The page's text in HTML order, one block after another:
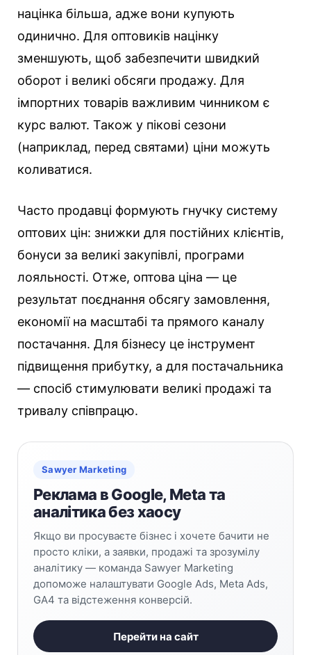
націнка більша, адже вони купують
одинично. Для оптовиків націнку
зменшують, щоб забезпечити швидкий
оборот і великі обсяги продажу. Для
імпортних товарів важливим чинником є
курс валют. Також у пікові сезони
(наприклад, перед святами) ціни можуть
коливатися.
Часто продавці формують гнучку систему
оптових цін: знижки для постійних клієнтів,
бонуси за великі закупівлі, програми
лояльності. Отже, оптова ціна — це
результат поєднання обсягу замовлення,
економії на масштабі та прямого каналу
постачання. Для бізнесу це інструмент
підвищення прибутку, а для постачальника
— спосіб стимулювати великі продажі та
тривалу співпрацю.
Sawyer Marketing
Реклама в Google, Meta та
аналітика без хаосу
Якщо ви просуваєте бізнес і хочете бачити не
просто кліки, а заявки, продажі та зрозумілу
аналітику — команда Sawyer Marketing
допоможе налаштувати Google Ads, Meta Ads,
GA4 та відстеження конверсій.
Перейти на сайт